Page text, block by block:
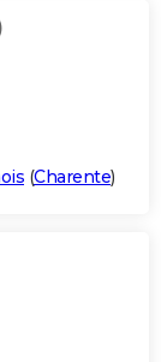
(Charente)